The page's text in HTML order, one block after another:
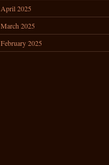
April 2025
March 2025
February 2025